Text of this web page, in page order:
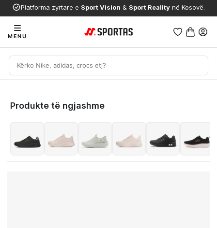
Platforma zyrtare e Sport Vision & Sport Reality në Kosovë.
MENU
Produkte të ngjashme